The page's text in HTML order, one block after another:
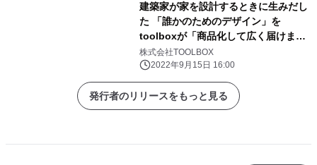
建築家が家を設計するときに生みだし
た 「誰かのためのデザイン」を
toolboxが「商品化して広く届けま
す」 SPIN-OFF(スピンオフ)プロジ
ェクト応募受付開始
株式会社TOOLBOX
2022年9月15日 16:00
発行者のリリースをもっと見る